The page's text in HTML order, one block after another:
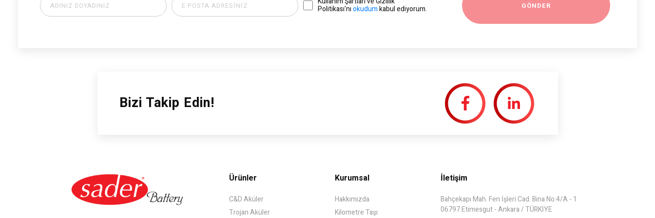
Politikası'nıokudumkabul ediyorum.
Bizi Takip Edin!
Ürünler
C&D Aküler
Trojan Aküler
Kurumsal
Hakkımızda
Kilometre Taşı
İletişim
Bahçekapı Mah. Fen İşleri Cad. Bina No:4/A - 1
06797 Etimesgut - Ankara / TÜRKİYE